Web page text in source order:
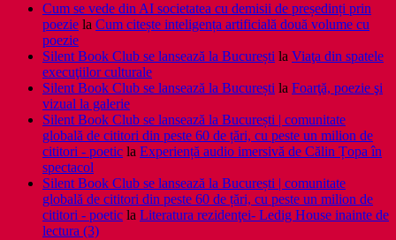
Cum se vede din AI societatea cu demisii de președinți prin
poezie la Cum citește inteligența artificială două volume cu
poezie
Silent Book Club se lansează la București la Viaţa din spatele
execuţiilor culturale
Silent Book Club se lansează la București la Foarţă, poezie şi
vizual la galerie
Silent Book Club se lansează la București | comunitate
globală de cititori din peste 60 de țări, cu peste un milion de
cititori - poetic la Experiență audio imersivă de Călin Țopa în
spectacol
Silent Book Club se lansează la București | comunitate
globală de cititori din peste 60 de țări, cu peste un milion de
cititori - poetic la Literatura rezidenţei- Ledig House inainte de
lectura (3)